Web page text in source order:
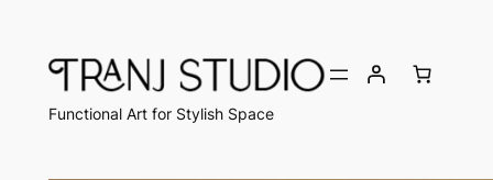
phần
Functional Art for Stylish Space